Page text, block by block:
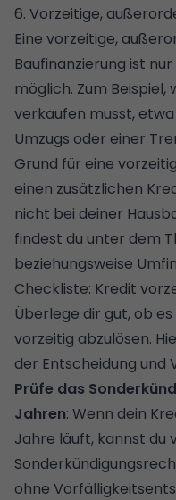
6. Vorzeitige,
Eine vorzeitige,
Baufinanzierung ist
möglich. Zum Beispiel,
verkaufen musst,
Umzugs oder einer
Grund für eine
einen zusätzlichen
nicht bei deiner
findest du unter dem
beziehungsweise
Checkliste: Kredit
Überlege dir gut, ob
vorzeitig abzulösen.
der Entscheidung und
Prüfe das
Jahren: Wenn dein
Jahre läuft, kannst du
ohne